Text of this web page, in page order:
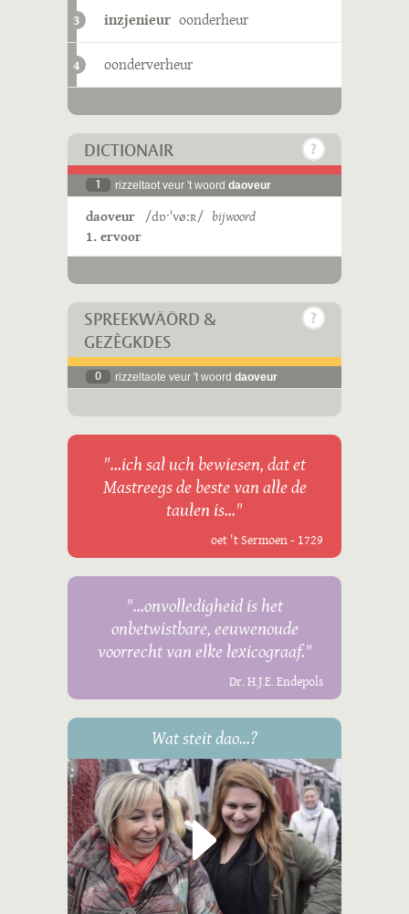
3 inzjenieur oonderheur
4 oonderverheur
DICTIONAIR
1 rizzeltaot veur 't woord daoveur
daoveur /dɒˑˈvøːʀ/ bijwoord
1. ervoor
SPREEKWÄÖRD &
GEZÈGKDES
0 rizzeltaote veur 't woord daoveur
"...ich sal uch bewiesen, dat et
Mastreegs de beste van alle de
taulen is..."
oet 't Sermoen - 1729
"...onvolledigheid is het
onbetwistbare, eeuwenoude
voorrecht van elke lexicograaf."
Dr. H.J.E. Endepols
Wat steit dao...?